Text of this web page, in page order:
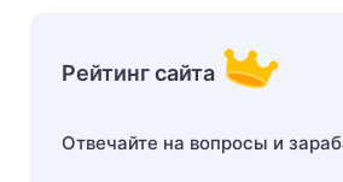
Рейтинг сайта
Отвечайте на вопросы и